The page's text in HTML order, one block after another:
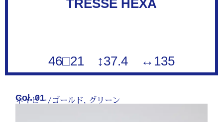
TRESSE HEXA
46□21 ↕37.4 ↔135
Col. 01
ネイビー/ゴールド, グリーン